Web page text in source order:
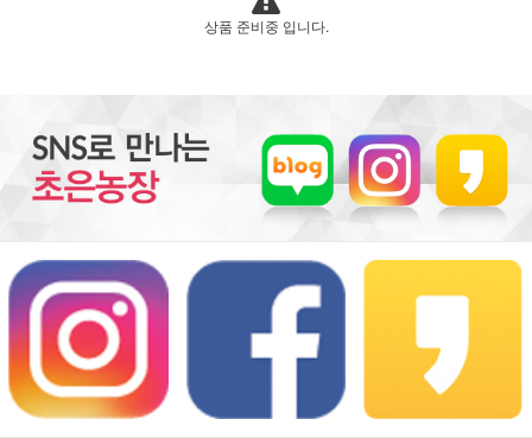
상품 준비중 입니다.